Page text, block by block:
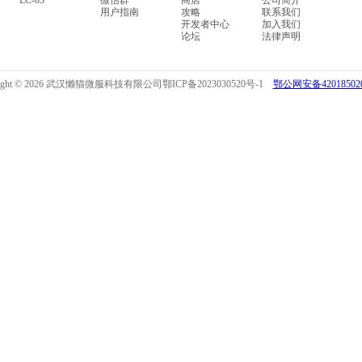
用户指南
攻略
开发者中心
论坛
联系我们
加入我们
法律声明
© 2026 武汉懒猫微服科技有限公司鄂ICP备2023030520号-1 鄂公网安备